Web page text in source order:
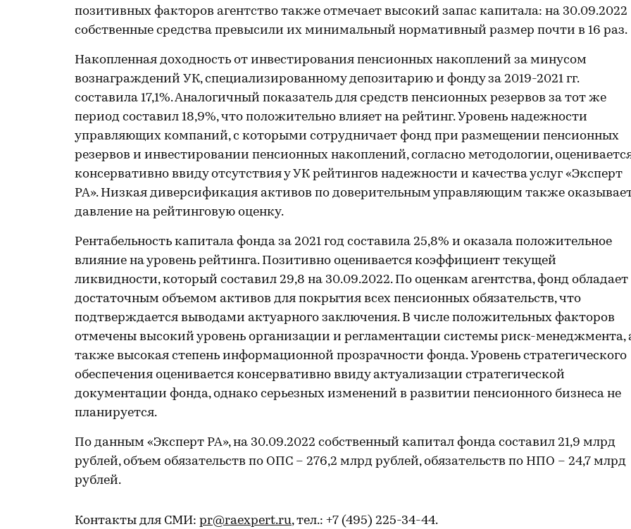
позитивных факторов агентство также отмечает высокий запас капитала: на 30.09.2022
собственные средства превысили их минимальный нормативный размер почти в 16 раз.
Накопленная доходность от инвестирования пенсионных накоплений за минусом
вознаграждений УК, специализированному депозитарию и фонду за 2019-2021 гг.
составила 17,1%. Аналогичный показатель для средств пенсионных резервов за тот же
период составил 18,9%, что положительно влияет на рейтинг. Уровень надежности
управляющих компаний, с которыми сотрудничает фонд при размещении пенсионных
резервов и инвестировании пенсионных накоплений, согласно методологии,
консервативно ввиду отсутствия у УК рейтингов надежности и качества услуг «Эксперт
РА». Низкая диверсификация активов по доверительным управляющим также
давление на рейтинговую оценку.
Рентабельность капитала фонда за 2021 год составила 25,8% и оказала положительное
влияние на уровень рейтинга. Позитивно оценивается коэффициент текущей
ликвидности, который составил 29,8 на 30.09.2022. По оценкам агентства, фонд обладает
достаточным объемом активов для покрытия всех пенсионных обязательств, что
подтверждается выводами актуарного заключения. В числе положительных факторов
отмечены высокий уровень организации и регламентации системы риск-менеджмента,
также высокая степень информационной прозрачности фонда. Уровень стратегического
обеспечения оценивается консервативно ввиду актуализации стратегической
документации фонда, однако серьезных изменений в развитии пенсионного бизнеса не
планируется.
По данным «Эксперт РА», на 30.09.2022 собственный капитал фонда составил 21,9 млрд
рублей, объем обязательств по ОПС – 276,2 млрд рублей, обязательств по НПО – 24,7 млрд
рублей.
Контакты для СМИ: pr@raexpert.ru, тел.: +7 (495) 225-34-44.